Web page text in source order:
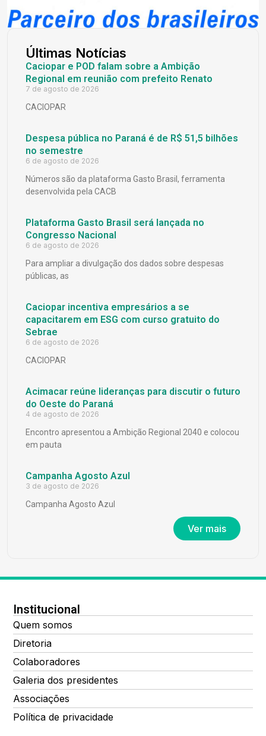
Últimas Notícias
Caciopar e POD falam sobre a Ambição
Regional em reunião com prefeito Renato
7 de agosto de 2026
CACIOPAR
Despesa pública no Paraná é de R$ 51,5 bilhões
no semestre
6 de agosto de 2026
Números são da plataforma Gasto Brasil, ferramenta
desenvolvida pela CACB
Plataforma Gasto Brasil será lançada no
Congresso Nacional
6 de agosto de 2026
Para ampliar a divulgação dos dados sobre despesas
públicas, as
Caciopar incentiva empresários a se
capacitarem em ESG com curso gratuito do
Sebrae
6 de agosto de 2026
CACIOPAR
Acimacar reúne lideranças para discutir o futuro
do Oeste do Paraná
4 de agosto de 2026
Encontro apresentou a Ambição Regional 2040 e colocou
em pauta
Campanha Agosto Azul
3 de agosto de 2026
Campanha Agosto Azul
Ver mais
Institucional
Quem somos
Diretoria
Colaboradores
Galeria dos presidentes
Associações
Política de privacidade